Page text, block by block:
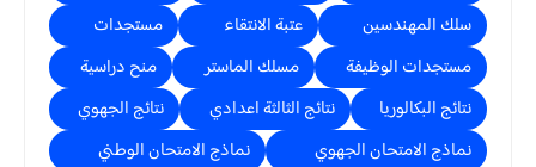
سلك المهندسين
عتبة الانتقاء
مستجدات
مستجدات الوظيفة
مسلك الماستر
منح دراسية
نتائج البكالوريا
نتائج الثالثة اعدادي
نتائج الجهوي
نماذج الامتحان الجهوي
نماذج الامتحان الوطني